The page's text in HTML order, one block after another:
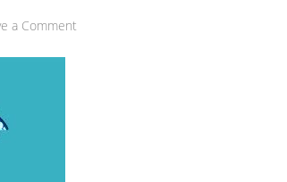
a Comment